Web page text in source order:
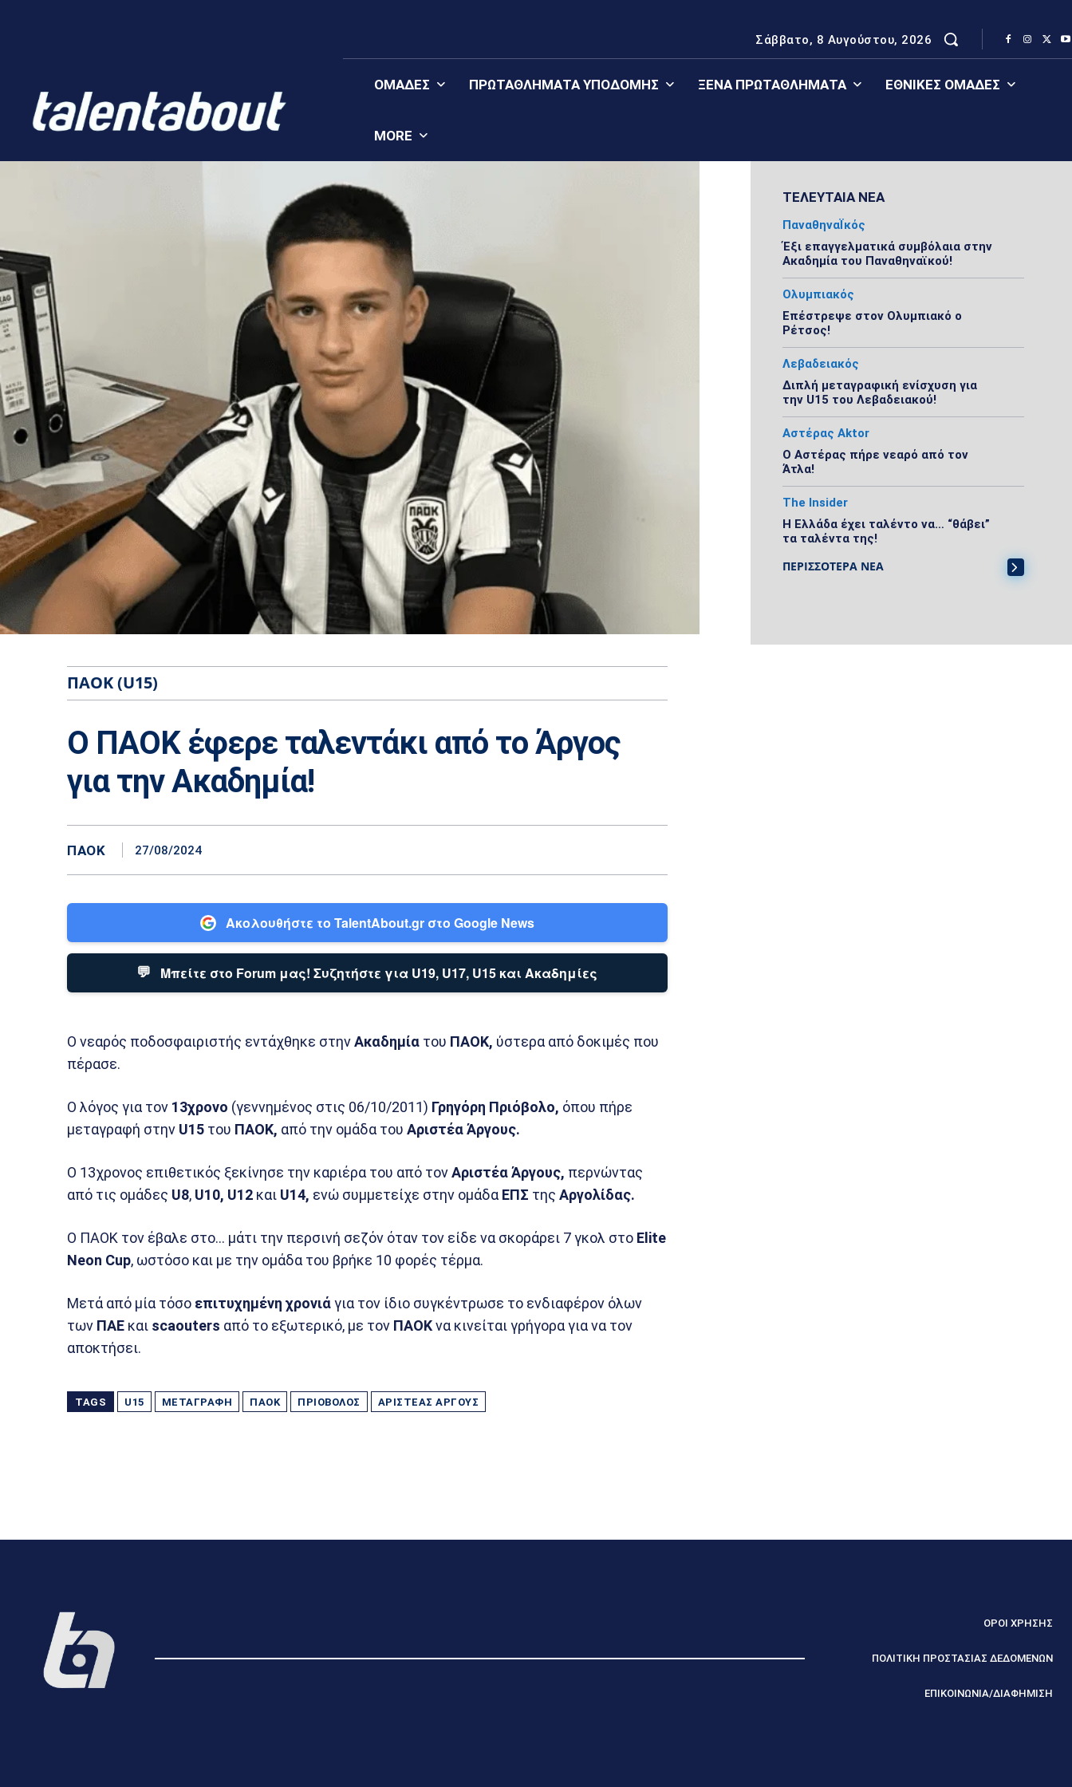
Σάββατο, 8 Αυγούστου, 2026
ΟΜΆΔΕΣ ΠΡΩΤΑΘΛΉΜΑΤΑ YΠΟΔΟΜΉΣ ΞΈΝΑ ΠΡΩΤΑΘΛΉΜΑΤΑ ΕΘΝΙΚΈΣ ΟΜΆΔΕΣ
MORE
ΠΑΟΚ (U15)
Ο ΠΑΟΚ έφερε ταλεντάκι από το Άργος
για την Ακαδημία!
ΠΑΟΚ 27/08/2024
Ακολουθήστε το TalentAbout.gr στο Google News
💬 Μπείτε στο Forum μας! Συζητήστε για U19, U17, U15 και Ακαδημίες
Ο νεαρός ποδοσφαιριστής εντάχθηκε στηνΑκαδημία του ΠΑΟΚ, ύστερα από δοκιμές που
πέρασε.
Ο λόγος για τον 13χρονο (γεννημένος στις 06/10/2011) Γρηγόρη Πριόβολο, όπου πήρε
μεταγραφή στην U15 του ΠΑΟΚ, από την ομάδα του Αριστέα Άργους.
Ο 13χρονος επιθετικός ξεκίνησε την καριέρα του από τονΑριστέα Άργους, περνώντας
από τις ομάδες U8, U10, U12 και U14, ενώ συμμετείχε στην ομάδαΕΠΣ της Αργολίδας.
Ο ΠΑΟΚ τον έβαλε στο… μάτι την περσινή σεζόν όταν τον είδε να σκοράρει 7 γκολ στο Elite
Neon Cup, ωστόσο και με την ομάδα του βρήκε 10 φορές τέρμα.
Μετά από μία τόσο επιτυχημένη χρονιάγια τον ίδιο συγκέντρωσε το ενδιαφέρον όλων
των ΠΑΕ και scaouters από το εξωτερικό, με τον ΠΑΟΚνα κινείται γρήγορα για να τον
αποκτήσει.
TAGS U15 ΜΕΤΑΓΡΑΦΉ ΠΑΟΚ ΠΡΙΌΒΟΛΟΣ ΑΡΙΣΤΈΑΣ ΆΡΓΟΥΣ
ΤΕΛΕΥΤΑΙΑ ΝΕΑ
ΠαναθηναΪκός
Έξι επαγγελματικά συμβόλαια στην
Ακαδημία του Παναθηναϊκού!
Ολυμπιακός
Επέστρεψε στον Ολυμπιακό ο
Ρέτσος!
Λεβαδειακός
Διπλή μεταγραφική ενίσχυση για
την U15 του Λεβαδειακού!
Αστέρας Aktor
Ο Αστέρας πήρε νεαρό από τον
Άτλα!
The Insider
Η Ελλάδα έχει ταλέντο να… “θάβει”
τα ταλέντα της!
ΠΕΡΙΣΣΟΤΕΡΑ ΝΕΑ
ΟΡΟΙ ΧΡΗΣΗΣ
ΠΟΛΙΤΙΚΗ ΠΡΟΣΤΑΣΙΑΣ ΔΕΔΟΜΕΝΩΝ
ΕΠΙΚΟΙΝΩΝΙΑ/ΔΙΑΦΗΜΙΣΗ